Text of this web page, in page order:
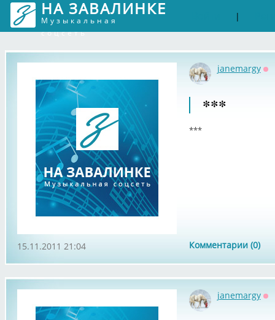
НА ЗАВАЛИНКЕ
Музыкальная
соцсеть
|
janemargy
***
***
Комментарии (0)
15.11.2011 21:04
janemargy